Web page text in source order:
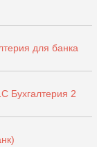
для банка
Бухгалтерия 2